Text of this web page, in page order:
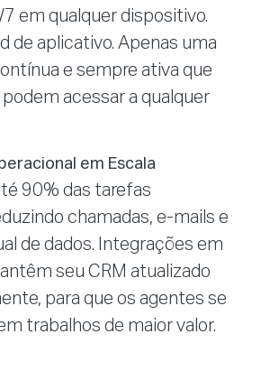
em qualquer dispositivo.
de aplicativo. Apenas uma
e sempre ativa que
acessar a qualquer
em Escala
90% das tarefas
chamadas, e-mails e
de dados. Integrações em
seu CRM atualizado
para que os agentes se
trabalhos de maior valor.